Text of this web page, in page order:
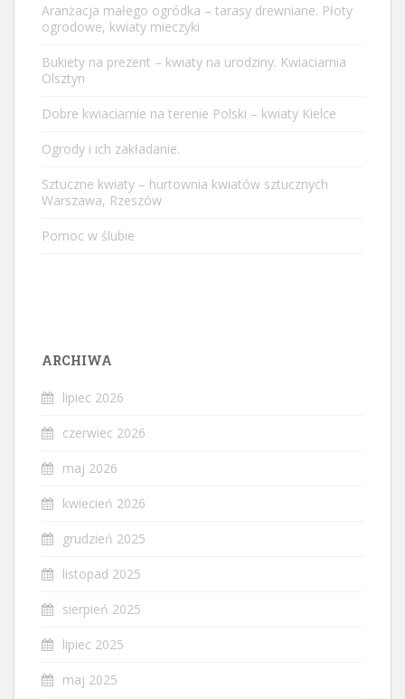
Aranżacja małego ogródka – tarasy drewniane. Płoty
ogrodowe, kwiaty mieczyki
Bukiety na prezent – kwiaty na urodziny. Kwiaciarnia
Olsztyn
Dobre kwiaciarnie na terenie Polski – kwiaty Kielce
Ogrody i ich zakładanie.
Sztuczne kwiaty – hurtownia kwiatów sztucznych
Warszawa, Rzeszów
Pomoc w ślubie
ARCHIWA
lipiec 2026
czerwiec 2026
maj 2026
kwiecień 2026
grudzień 2025
listopad 2025
sierpień 2025
lipiec 2025
maj 2025